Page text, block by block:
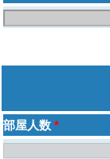
部屋人数 *